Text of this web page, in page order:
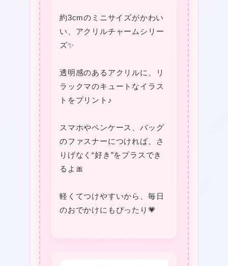
約3cmのミニサイズがかわい
い、アクリルチャームシリー
ズ✨
透明感のあるアクリルに、リ
ラックマのキュートなイラス
トをプリント♪
スマホやペンケース、バッグ
のファスナーにつければ、さ
りげなく“好き”をプラスでき
るよ🎀
軽くてつけやすいから、毎日
のおでかけにもぴったり💗
❤
❤